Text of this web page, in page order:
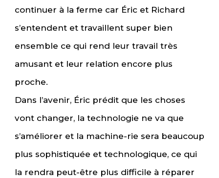
continuer à la ferme car Éric et Richard
s’entendent et travaillent super bien
ensemble ce qui rend leur travail très
amusant et leur relation encore plus
proche.
Dans l’avenir, Éric prédit que les choses
vont changer, la technologie ne va que
s’améliorer et la machine-rie sera beaucoup
plus sophistiquée et technologique, ce qui
la rendra peut-être plus difficile à réparer